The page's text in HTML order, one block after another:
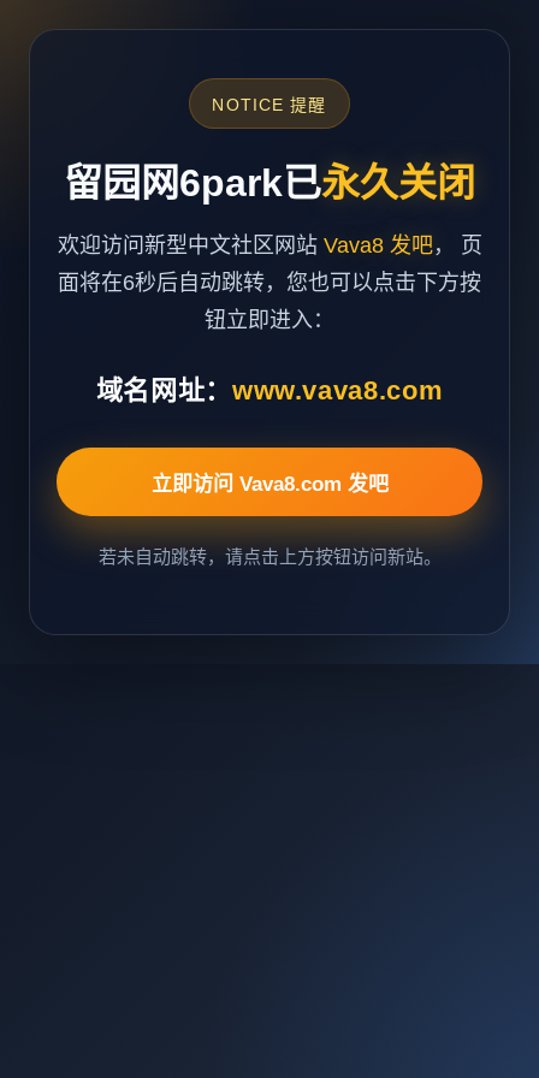
NOTICE 提醒
留园网6park已永久关闭
欢迎访问新型中文社区网站 Vava8 发吧， 页
面将在6秒后自动跳转，您也可以点击下方按
钮立即进入：
域名网址： www.vava8.com
立即访问 Vava8.com 发吧
若未自动跳转，请点击上方按钮访问新站。